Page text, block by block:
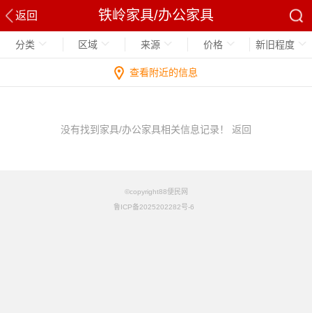
返回 铁岭家具/办公家具
分类 区域 来源 价格 新旧程度
查看附近的信息
没有找到家具/办公家具相关信息记录！ 返回
©copyright88便民网
鲁ICP备2025202282号-6